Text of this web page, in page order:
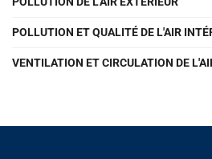
POLLUTION ET QUALITÉ DE L'AIR
VENTILATION ET CIRCULATION DE